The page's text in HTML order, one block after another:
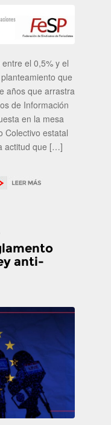
el 0,5% y el
que
años que arrastra
de Información
en la mesa
Colectivo estatal
actitud que […]
anti-